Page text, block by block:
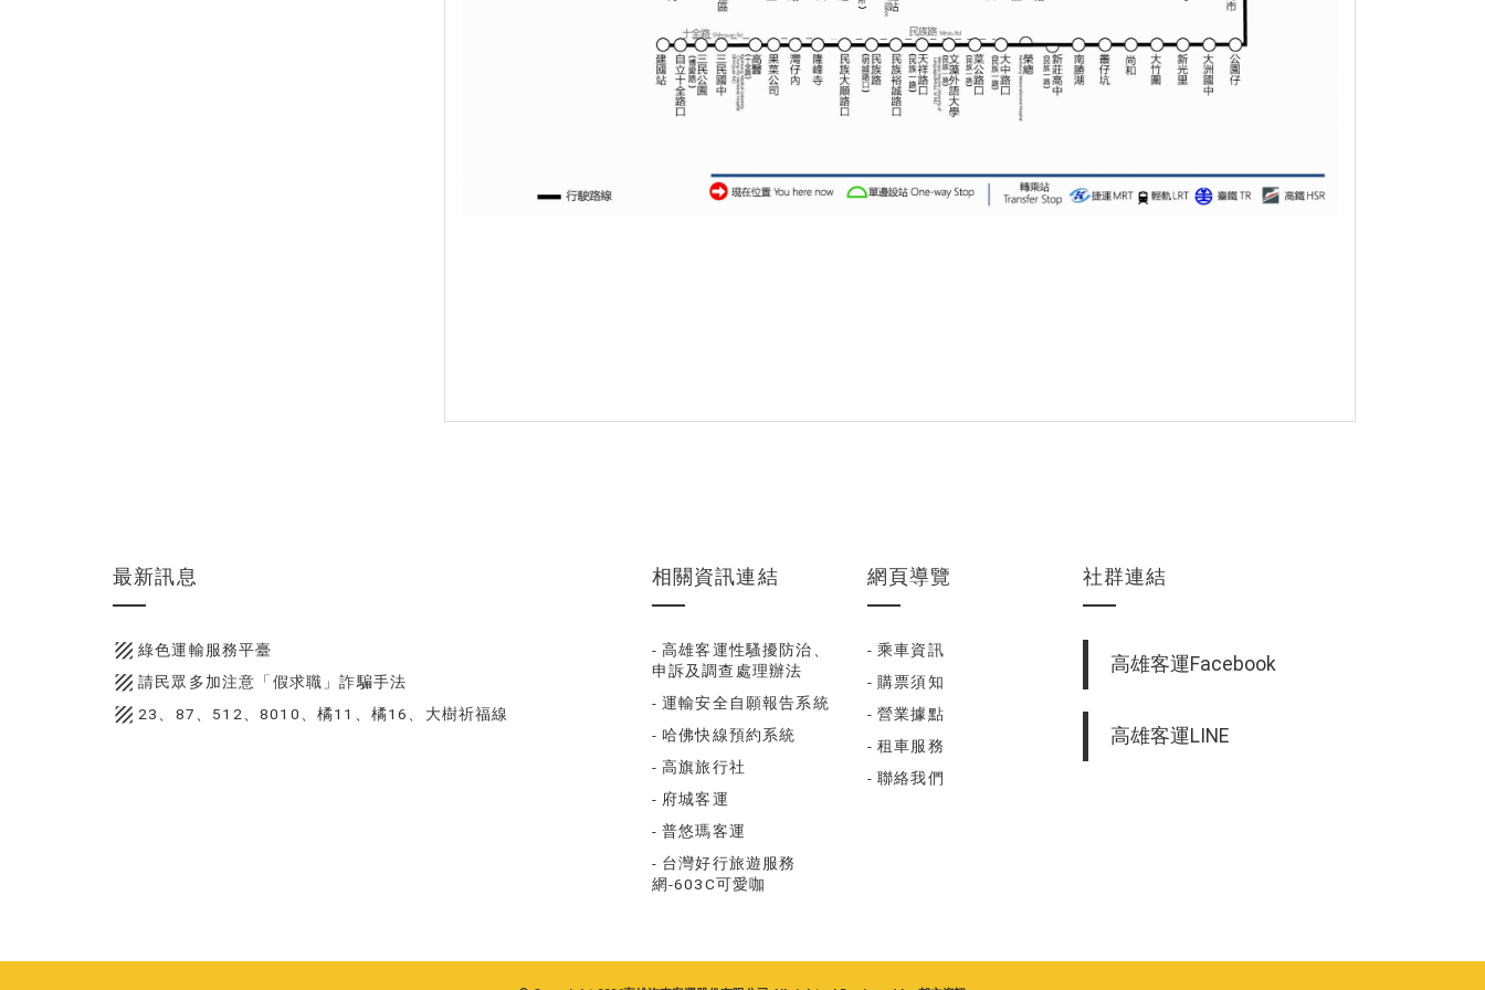
最新訊息
texture 綠色運輸服務平臺
texture 請民眾多加注意「假求職」詐騙手法
texture 23、87、512、8010、橘11、橘16、大樹祈福線
相關資訊連結
- 高雄客運性騷擾防治、
申訴及調查處理辦法
- 運輸安全自願報告系統
- 哈佛快線預約系統
- 高旗旅行社
- 府城客運
- 普悠瑪客運
- 台灣好行旅遊服務
網-603C可愛咖
網頁導覽
- 乘車資訊
- 購票須知
- 營業據點
- 租車服務
- 聯絡我們
社群連結
高雄客運Facebook
高雄客運LINE